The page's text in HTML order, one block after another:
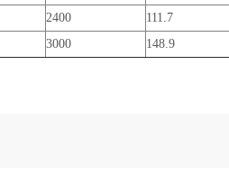
2400
111.7
3000 148.9